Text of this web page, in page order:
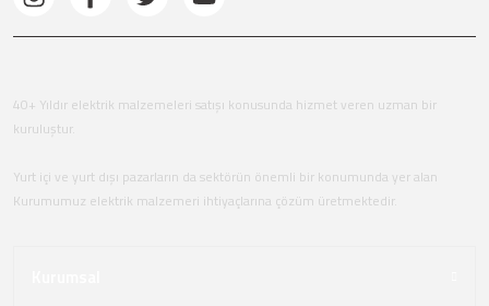
40+ Yıldır elektrik malzemeleri satışı konusunda hizmet veren uzman bir
kuruluştur.
Yurt içi ve yurt dışı pazarların da sektörün önemli bir konumunda yer alan
Kurumumuz elektrik malzemeri ihtiyaçlarına çözüm üretmektedir.